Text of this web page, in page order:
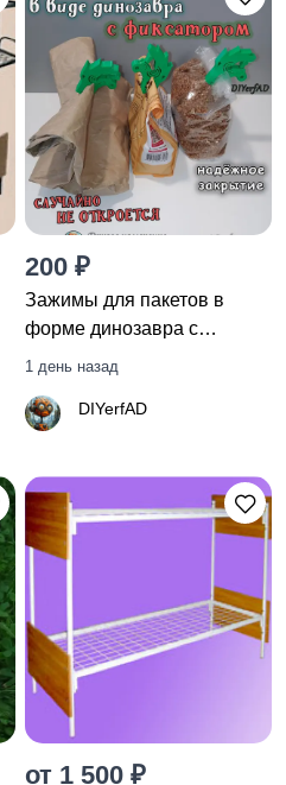
200 ₽
Зажимы для пакетов в
форме динозавра с
фиксатором, комплект из 3
Зажим со стопором для
1 день назад
DIYerfAD
от 1 500 ₽